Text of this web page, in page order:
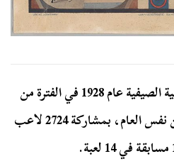
انعقدت دورة الألعاب الأولمبية الصيفية عام 1928 في الفترة من
17 مايو وحتى 12 أغسطس من نفس العام، بمشاركة 2724 لاعب